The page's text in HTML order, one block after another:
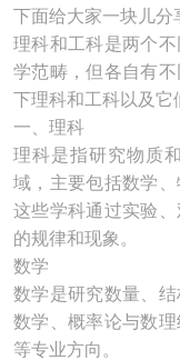
下面给大家一块儿分
理科和工科是两个
学范畴，但各自有
下理科和工科以及它
一、理科
理科是指研究物质
域，主要包括数学、
这些学科通过实验
的规律和现象。
数学
数学是研究数量、
数学、概率论与数
等专业方向。